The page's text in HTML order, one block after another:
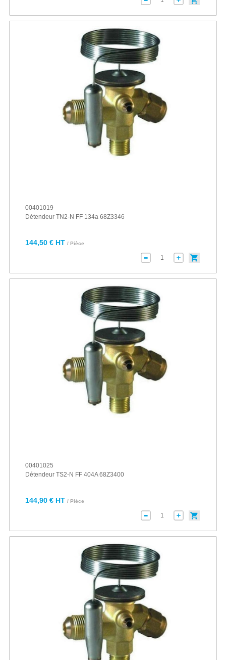
00401019
Détendeur TN2-N FF 134a 68Z3346
144,50 € HT / Pièce
00401025
Détendeur TS2-N FF 404A 68Z3400
144,90 € HT / Pièce